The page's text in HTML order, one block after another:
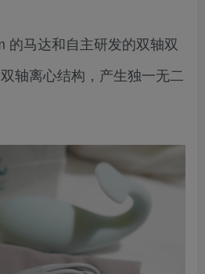
的马达和自主研发的双轴双
轴离心结构，产生独一无二